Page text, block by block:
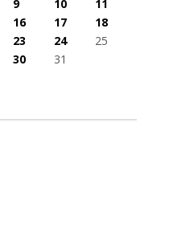
9 10
11
16 17
18
23 24
25
30
31